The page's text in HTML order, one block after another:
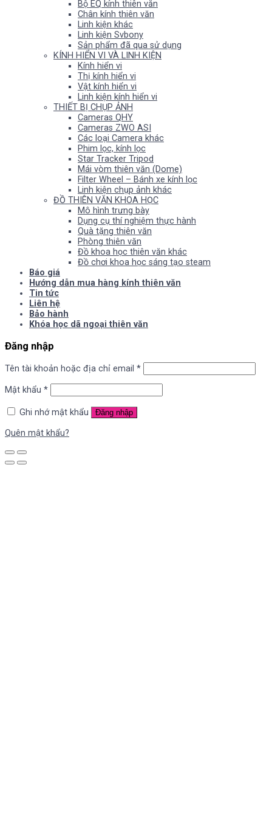
Bộ EQ kính thiên văn
Chân kính thiên văn
Linh kiện khác
Linh kiện Svbony
Sản phẩm đã qua sử dụng
KÍNH HIỂN VI VÀ LINH KIỆN
Kính hiển vi
Thị kính hiển vi
Vật kính hiển vi
Linh kiện kính hiển vi
THIẾT BỊ CHỤP ẢNH
Cameras QHY
Cameras ZWO ASI
Các loại Camera khác
Phim lọc, kính lọc
Star Tracker Tripod
Mái vòm thiên văn (Dome)
Filter Wheel – Bánh xe kính lọc
Linh kiện chụp ảnh khác
ĐỒ THIÊN VĂN KHOA HỌC
Mô hình trưng bày
Dụng cụ thí nghiệm thực hành
Quà tặng thiên văn
Phòng thiên văn
Đồ khoa học thiên văn khác
Đồ chơi khoa học sáng tạo steam
Báo giá
Hướng dẫn mua hàng kính thiên văn
Tin tức
Liên hệ
Bảo hành
Khóa học dã ngoại thiên văn
Đăng nhập
Tên tài khoản hoặc địa chỉ email *
Mật khẩu *
Ghi nhớ mật khẩu Đăng nhập
Quên mật khẩu?